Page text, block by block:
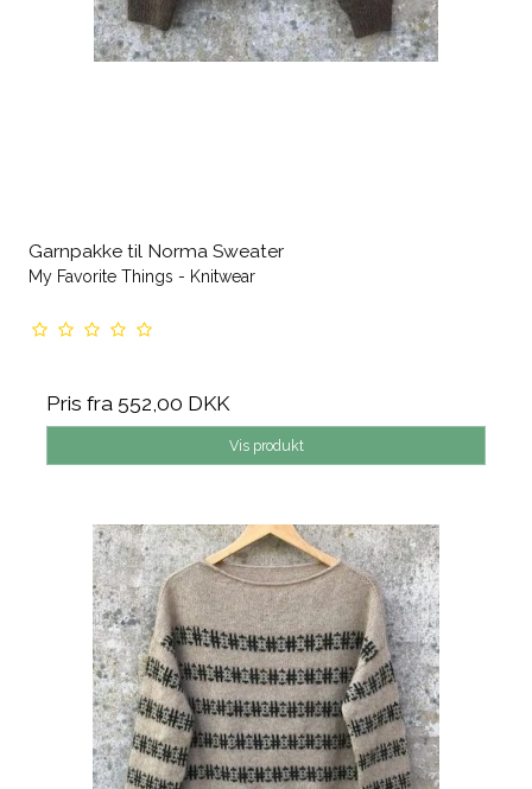
Garnpakke til Norma Sweater
My Favorite Things - Knitwear
Pris fra 552,00 DKK
Vis produkt